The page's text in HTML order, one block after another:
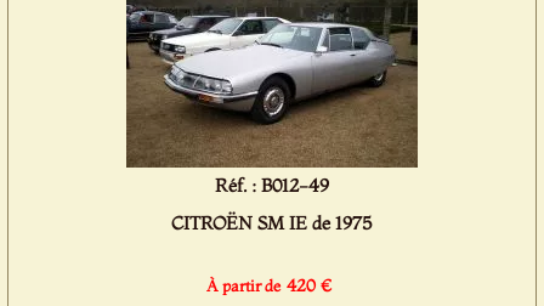
Réf. : B012-49
CITROËN SM IE de 1975
À partir de 420 €